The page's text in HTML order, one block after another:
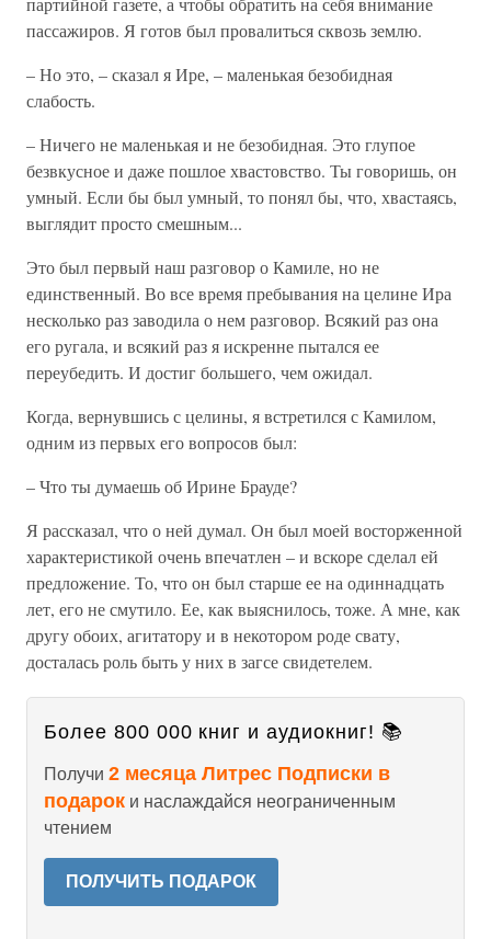
пассажиров. Я готов был провалиться сквозь землю.
– Но это, – сказал я Ире, – маленькая безобидная
слабость.
– Ничего не маленькая и не безобидная. Это глупое
безвкусное и даже пошлое хвастовство. Ты говоришь, он
умный. Если бы был умный, то понял бы, что, хвастаясь,
выглядит просто смешным...
Это был первый наш разговор о Камиле, но не
единственный. Во все время пребывания на целине Ира
несколько раз заводила о нем разговор. Всякий раз она
его ругала, и всякий раз я искренне пытался ее
переубедить. И достиг большего, чем ожидал.
Когда, вернувшись с целины, я встретился с Камилом,
одним из первых его вопросов был:
– Что ты думаешь об Ирине Брауде?
Я рассказал, что о ней думал. Он был моей восторженной
характеристикой очень впечатлен – и вскоре сделал ей
предложение. То, что он был старше ее на одиннадцать
лет, его не смутило. Ее, как выяснилось, тоже. А мне, как
другу обоих, агитатору и в некотором роде свату,
досталась роль быть у них в загсе свидетелем.
Более 800 000 книг и аудиокниг! 📚
Получи 2 месяца Литрес Подписки в
подарок и наслаждайся неограниченным
чтением
ПОЛУЧИТЬ ПОДАРОК